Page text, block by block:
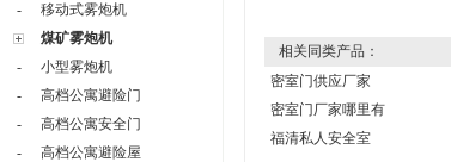
-
移动式雾炮机
煤矿雾炮机
-
小型雾炮机
-
高档公寓避险门
-
高档公寓安全门
-
高档公寓避险屋
相关同类产品：
密室门供应厂家
密室门厂家哪里有
福清私人安全室